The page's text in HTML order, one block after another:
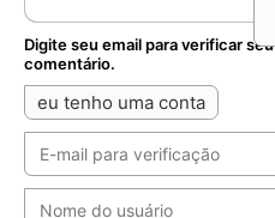
Digite seu email para verificar seu
comentário.
eu tenho uma conta